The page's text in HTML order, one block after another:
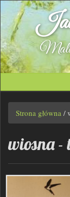
Strona główna /
wiosna -